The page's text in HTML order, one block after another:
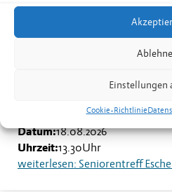
Einstellungen
Cookie-Richtlinie
Uhrzeit:19.30-20.30Uhr
weiterlesen: Kurs 08B02: Yoga
Seniorentreff
Sommerfest auf dem
Datum:18.08.2026
Uhrzeit:13.30Uhr